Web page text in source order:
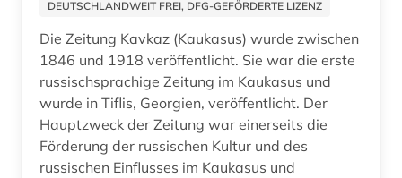
DEUTSCHLANDWEIT FREI, DFG-GEFÖRDERTE LIZENZ
Die Zeitung Kavkaz (Kaukasus) wurde zwischen
1846 und 1918 veröffentlicht. Sie war die erste
russischsprachige Zeitung im Kaukasus und
wurde in Tiflis, Georgien, veröffentlicht. Der
Hauptzweck der Zeitung war einerseits die
Förderung der russischen Kultur und des
russischen Einflusses im Kaukasus und